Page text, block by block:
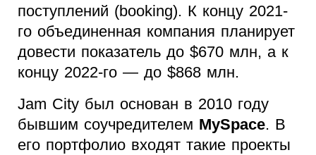
поступлений (booking). К концу 2021-
го объединенная компания планирует
довести показатель до $670 млн, а к
концу 2022-го — до $868 млн.
Jam City был основан в 2010 году
бывшим соучредителем MySpace. В
его портфолио входят такие проекты